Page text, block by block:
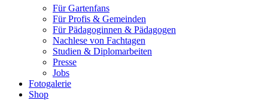
Für Gartenfans
Für Profis & Gemeinden
Für Pädagoginnen & Pädagogen
Nachlese von Fachtagen
Studien & Diplomarbeiten
Presse
Jobs
Fotogalerie
Shop